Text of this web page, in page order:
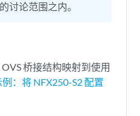
讨论范围之内。
桥接结构映射到使用
例：将 NFX250-S2 配置